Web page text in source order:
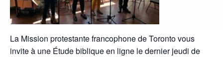
La Mission protestante francophone de Toronto vous
invite à une Étude biblique en ligne le dernier jeudi de